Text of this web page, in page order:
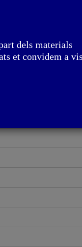
dels materials
et convidem a